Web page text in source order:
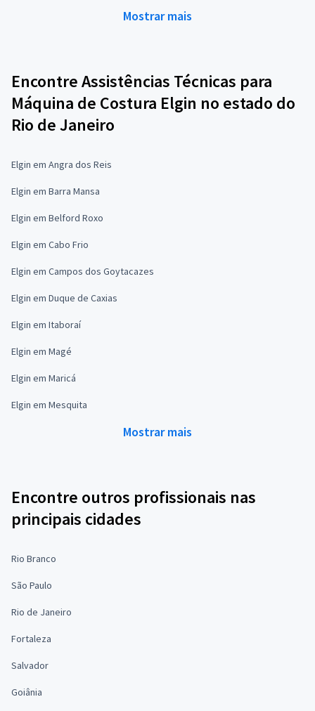
Mostrar mais
Encontre Assistências Técnicas para
Máquina de Costura Elgin no estado do
Rio de Janeiro
Elgin em Angra dos Reis
Elgin em Barra Mansa
Elgin em Belford Roxo
Elgin em Cabo Frio
Elgin em Campos dos Goytacazes
Elgin em Duque de Caxias
Elgin em Itaboraí
Elgin em Magé
Elgin em Maricá
Elgin em Mesquita
Mostrar mais
Encontre outros profissionais nas
principais cidades
Rio Branco
São Paulo
Rio de Janeiro
Fortaleza
Salvador
Goiânia